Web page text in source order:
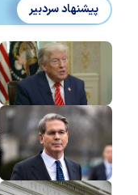
پیشنهاد سردبیر